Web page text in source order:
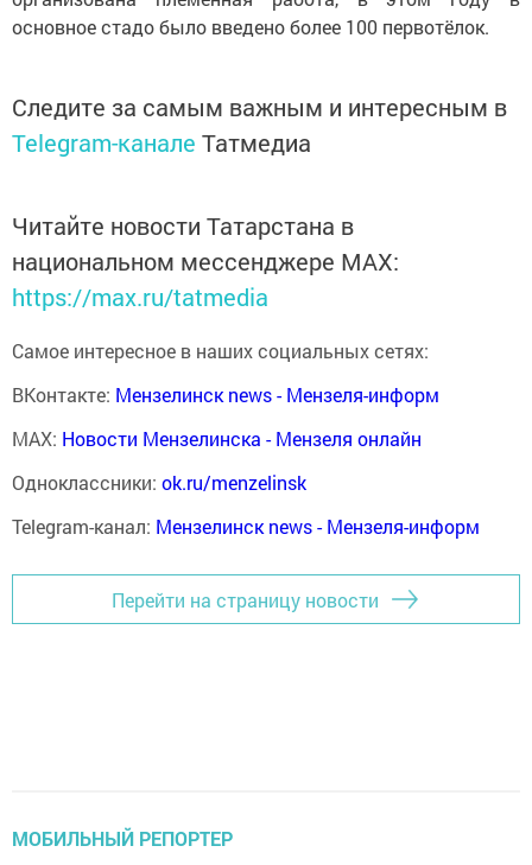
основное стадо было введено более 100 первотёлок.
Следите за самым важным и интересным в
Telegram-канале Татмедиа
Читайте новости Татарстана в
национальном мессенджере MАХ:
https://max.ru/tatmedia
Самое интересное в наших социальных сетях:
ВКонтакте: Мензелинск news - Мензеля-информ
MAX: Новости Мензелинска - Мензеля онлайн
Одноклассники: ok.ru/menzelinsk
Telegram-канал: Мензелинск news - Мензеля-информ
Перейти на страницу новости
МОБИЛЬНЫЙ РЕПОРТЕР